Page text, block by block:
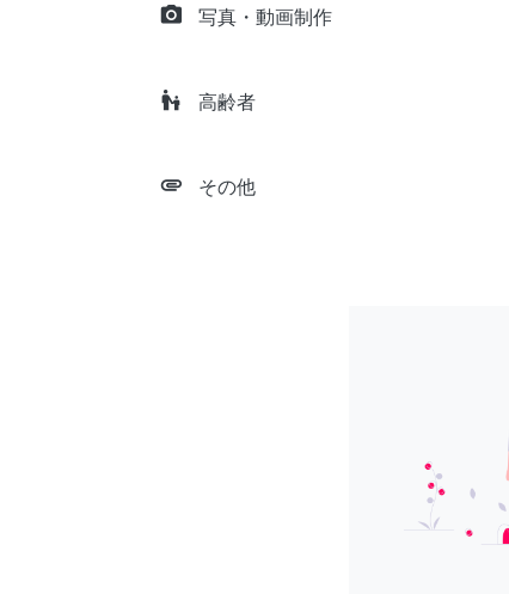
camera_alt 写真・動画制作
escalator_warning 高齢者
attachment その他